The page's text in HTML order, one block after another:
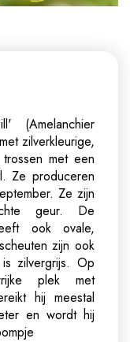
(Amelanchier
zilverkleurige,
met een
Ze produceren
Ze zijn
geur. De
ook ovale,
zijn ook
zilvergrijs. Op
plek met
hij meestal
en wordt hij